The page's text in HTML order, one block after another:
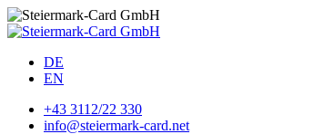
DE
EN
+43 3112/22 330
info@steiermark-card.net